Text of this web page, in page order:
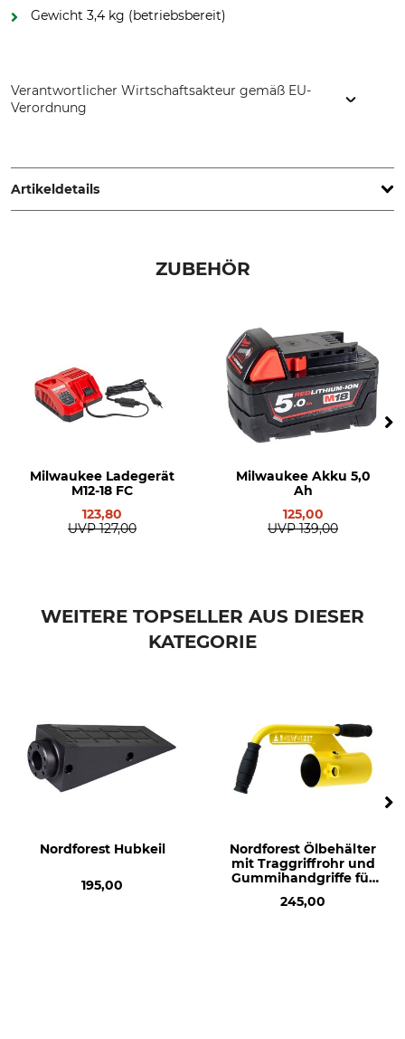
Gewicht 3,4 kg (betriebsbereit)
Verantwortlicher Wirtschaftsakteur gemäß EU-
Verordnung
www.grube.de
Artikeldetails
Akku-Schlagschrauber
Gewicht
3,4 kg
ZUBEHÖR
Milwaukee Ladegerät
M12-18 FC
123,80
UVP 127,00
Milwaukee Akku 5,0
Ah
125,00
UVP 139,00
WEITERE TOPSELLER AUS DIESER
KATEGORIE
Nordforest Hubkeil
195,00
Nordforest Ölbehälter
mit Traggriffrohr und
Gummihandgriffe für
245,00